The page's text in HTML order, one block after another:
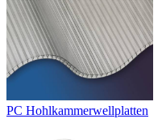
PC Hohlkammerwellplatten